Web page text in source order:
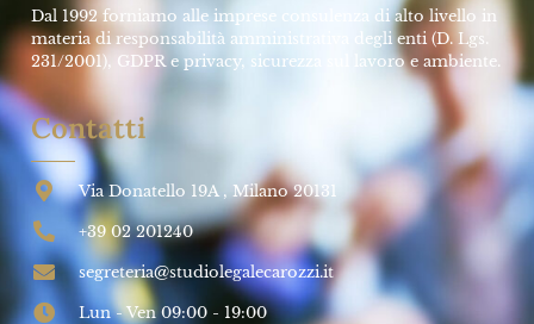
Avv. Rolando Dubini 10 Maggio 2024
SALUTE E SICUREZZA SUL LAVORO